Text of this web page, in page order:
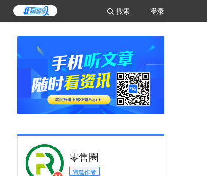
登录
搜索
零售圈
特邀作者